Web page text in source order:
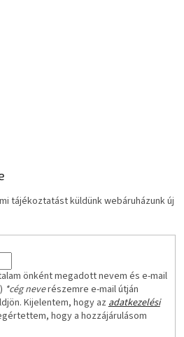
tájékoztatást küldünk webáruházunk új
önként megadott nevem és e-mail
*cég neverészemre e-mail útján
Kijelentem, hogy az adatkezelési
hogy a hozzájárulásom